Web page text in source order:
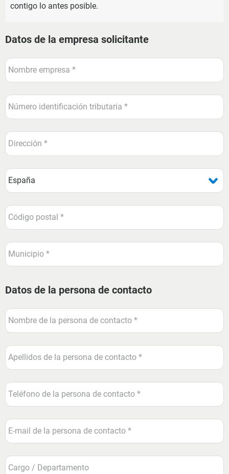
contigo lo antes posible.
Datos de la empresa solicitante
Datos de la persona de contacto